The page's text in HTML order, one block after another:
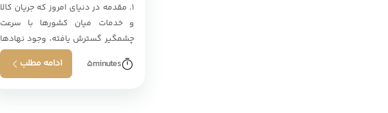
1. مقدمه در دنیای امروز که جریان کالا
و خدمات میان کشورها با سرعت
چشمگیر گسترش یافته، وجود نهادها
و استانداردهای بین‌المللی . . .
5minutes ادامه مطلب